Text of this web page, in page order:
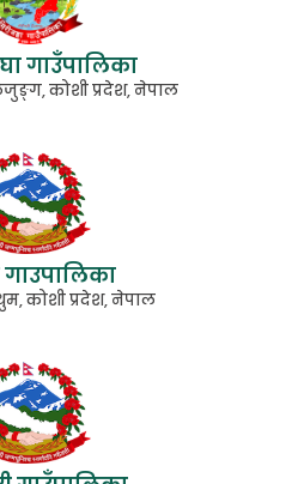
गाउँपालिका
कोशी प्रदेश, नेपाल
कोशी प्रदेश, नेपाल